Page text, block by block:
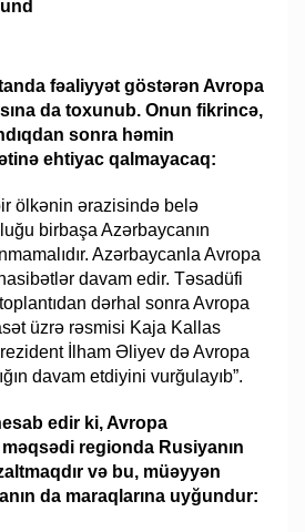
fəaliyyət göstərən Avropa
da toxunub. Onun fikrincə,
sonra həmin
ehtiyac qalmayacaq:
ölkənin ərazisində belə
birbaşa Azərbaycanın
Azərbaycanla Avropa
davam edir. Təsadüfi
dərhal sonra Avropa
üzrə rəsmisi Kaja Kallas
İlham Əliyev də Avropa
davam etdiyini vurğulayıb”.
edir ki, Avropa
məqsədi regionda Rusiyanın
və bu, müəyyən
da maraqlarına uyğundur: